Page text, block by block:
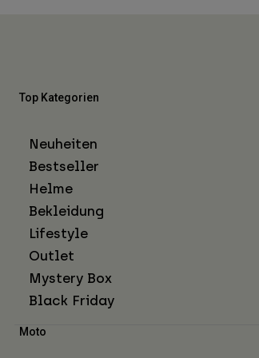
Top Kategorien
Neuheiten
Bestseller
Helme
Bekleidung
Lifestyle
Outlet
Mystery Box
Black Friday
Moto